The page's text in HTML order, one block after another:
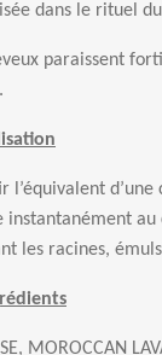
ée dans le rituel
paraissent
l ’équivalent d’une
instantanément au
les racines, é
MOROCCAN